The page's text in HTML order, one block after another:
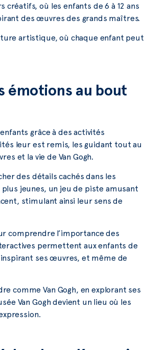
créatifs, où les enfants de 6 à 12 ans
des œuvres des grands maîtres.
artistique, où chaque enfant peut
émotions au bout
grâce à des activités
leur est remis, les guidant tout au
et la vie de Van Gogh.
des détails cachés dans les
jeunes, un jeu de piste amusant
stimulant ainsi leur sens de
comprendre l’importance des
permettent aux enfants de
ses œuvres, et même de
comme Van Gogh, en explorant ses
Van Gogh devient un lieu où les